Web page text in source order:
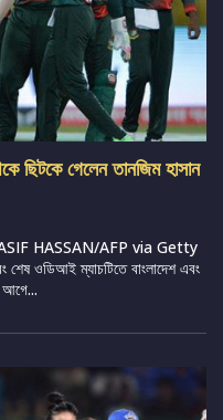
ছিটকে গেলেন তানজিম হাসান
HASSAN/AFP via Getty
ওডিআই ম্যাচটিতে বাংলাদেশ এবং
আগে...